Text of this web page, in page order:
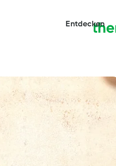
Entdecken